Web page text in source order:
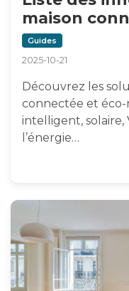
maison
Guides
2025-10-21
Découvrez les
connectée et éco-
intelligent, solaire,
l’énergie…